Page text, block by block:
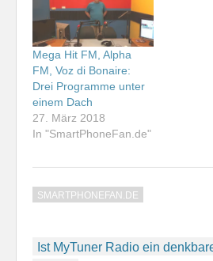
Mega Hit FM, Alpha
FM, Voz di Bonaire:
Drei Programme unter
einem Dach
27. März 2018
In "SmartPhoneFan.de"
SMARTPHONEFAN.DE
Beitragsnavigation
Ist MyTuner Radio ein